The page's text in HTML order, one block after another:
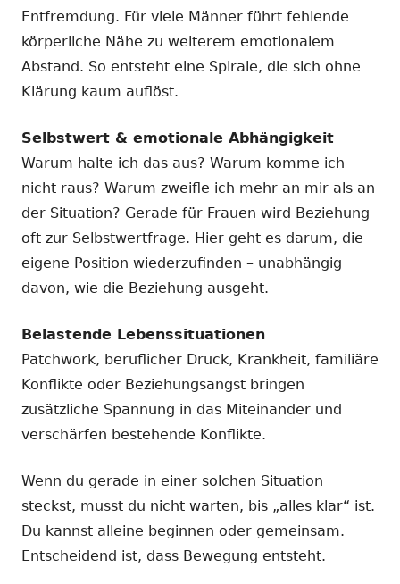
Entfremdung. Für viele Männer führt fehlende
körperliche Nähe zu weiterem emotionalem
Abstand. So entsteht eine Spirale, die sich ohne
Klärung kaum auflöst.
Selbstwert & emotionale Abhängigkeit
Warum halte ich das aus? Warum komme ich
nicht raus? Warum zweifle ich mehr an mir als an
der Situation? Gerade für Frauen wird Beziehung
oft zur Selbstwertfrage. Hier geht es darum, die
eigene Position wiederzufinden – unabhängig
davon, wie die Beziehung ausgeht.
Belastende Lebenssituationen
Patchwork, beruflicher Druck, Krankheit, familiäre
Konflikte oder Beziehungsangst bringen
zusätzliche Spannung in das Miteinander und
verschärfen bestehende Konflikte.
Wenn du gerade in einer solchen Situation
steckst, musst du nicht warten, bis „alles klar“ ist.
Du kannst alleine beginnen oder gemeinsam.
Entscheidend ist, dass Bewegung entsteht.